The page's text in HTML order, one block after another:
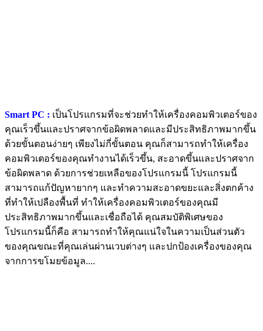
Smart PC : เป็นโปรแกรมที่จะช่วยทำให้เครื่องคอมพิวเตอร์ของ
คุณเร็วขึ้นและปราศจากข้อผิดพลาดและมีประสิทธิภาพมากขึ้น
ด้วยขั้นตอนง่ายๆ เพียงไม่กี่ขั้นตอน คุณก็สามารถทำให้เครื่อง
คอมพิวเตอร์ของคุณทำงานได้เร็วขึ้น, สะอาดขึ้นและปราศจาก
ข้อผิดพลาด ด้วยการช่วยเหลือของโปรแกรมนี้ โปรแกรมนี้
สามารถแก้ปัญหายากๆ และทำความสะอาดขยะและสิ่งตกค้าง
ที่ทำให้เปลืองพื้นที่ ทำให้เครื่องคอมพิวเตอร์ของคุณมี
ประสิทธิภาพมากขึ้นและเชื่อถือได้ คุณสมบัติพิเศษของ
โปรแกรมนี้ก็คือ สามารถทำให้คุณแน่ใจในความเป็นส่วนตัว
ของคุณขณะที่คุณเล่นผ่านเวบต่างๆ และปกป้องเครื่องของคุณ
จากการขโมยข้อมูล....